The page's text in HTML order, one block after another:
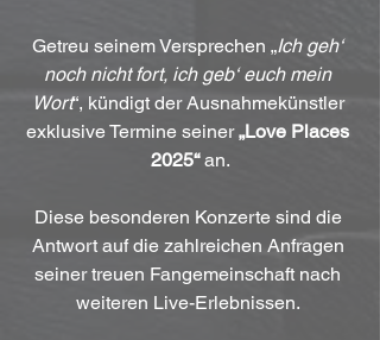
Getreu seinem Versprechen „Ich geh‘
noch nicht fort, ich geb‘ euch mein
Wort“, kündigt der Ausnahmekünstler
exklusive Termine seiner „Love Places
2025“ an.
Diese besonderen Konzerte sind die
Antwort auf die zahlreichen Anfragen
seiner treuen Fangemeinschaft nach
weiteren Live-Erlebnissen.